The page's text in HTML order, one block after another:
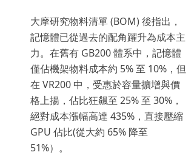
大摩研究物料清單 (BOM) 後指出，
記憶體已從過去的配角躍升為成本主
力。在舊有 GB200 體系中，記憶體
僅佔機架物料成本約 5% 至 10%，但
在 VR200 中，受惠於容量擴增與價
格上揚，佔比狂飆至 25% 至 30%，
絕對成本漲幅高達 435%，直接壓縮
GPU 佔比(從大約 65% 降至
51%）。